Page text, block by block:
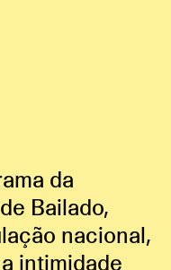
da
Bailado,
nacional,
intimidade